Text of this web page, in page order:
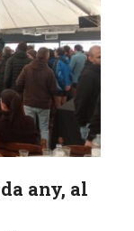
any, al